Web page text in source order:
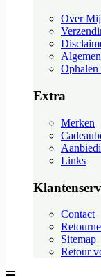
Over
Ophalen
Extra
Merken
Links
Contact
Sitemap
Retour